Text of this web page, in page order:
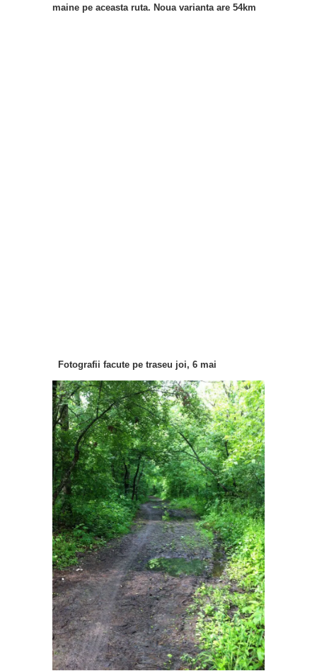
maine pe aceasta ruta. Noua varianta are 54km
Fotografii facute pe traseu joi, 6 mai